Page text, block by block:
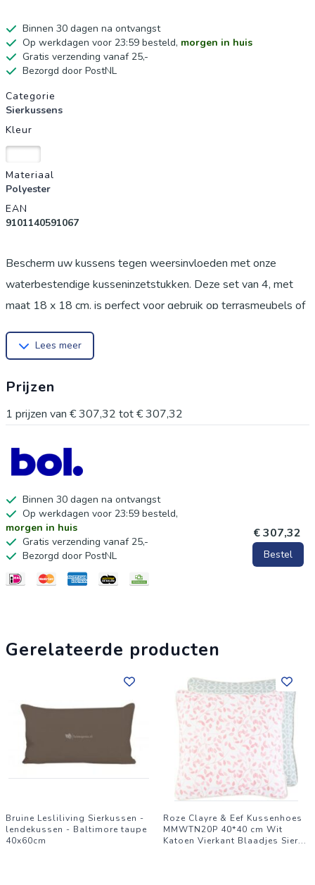
Binnen 30 dagen na ontvangst
Op werkdagen voor 23:59 besteld, morgen in huis
Gratis verzending vanaf 25,-
Bezorgd door PostNL
Productgegevens
Categorie
Sierkussens
Kleur
Materiaal
Polyester
EAN
9101140591067
Bescherm uw kussens tegen weersinvloeden met onze
waterbestendige kusseninzetstukken. Deze set van 4, met
maat 18 x 18 cm, is perfect voor gebruik op terrasmeubels of
hypoallergene microvezel polyester, bieden deze kussens
Dankzij het ontwerp met ritssluiting kun je de hoogte van de
vulling aanpassen voor een optimale pasvorm en rugsteun.
de kusseninzetstukken op door ze 15 minuten in de droger te
plaatsen op middelhoog vuur voordat je ze in je kussenhoezen
plaatst.
Lees meer
Prijzen
1 prijzen van € 307,32 tot€ 307,32
Binnen 30 dagen na ontvangst
Op werkdagen voor 23:59 besteld,
morgen in huis
Gratis verzending vanaf 25,-
Bezorgd door PostNL
€ 307,32
Bestel
Gerelateerde producten
Bruine Lesliliving Sierkussen -
lendekussen - Baltimore taupe
40x60cm
Roze Clayre & Eef Kussenhoes
MMWTN20P 40*40 cm Wit
Katoen Vierkant Blaadjes Sier...